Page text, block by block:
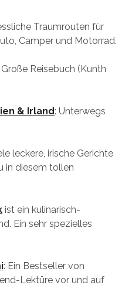
Traumrouten für
Camper und Motorrad.
Reisebuch (Kunth
& Irland: Unterwegs
leckere, irische Gerichte
in diesem tollen
ist ein kulinarisch-
Ein sehr spezielles
: Ein Bestseller von
Lektüre vor und auf